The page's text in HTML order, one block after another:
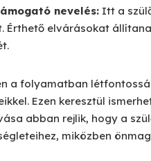
nevelés: Itt a
Érthető elvárásokat
a folyamatban
Ezen keresztül
abban rejlik, hogy a
miközben